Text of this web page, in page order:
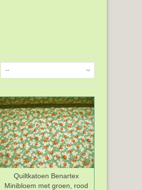
--
Wenslijst
Quiltkatoen Benartex
Minibloem met groen, rood